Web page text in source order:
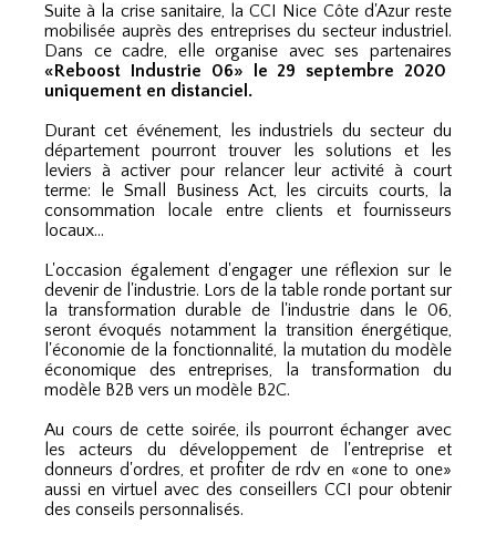
Suite à la crise sanitaire, la CCI Nice Côte d'Azur reste
mobilisée auprès des entreprises du secteur industriel.
Dans ce cadre, elle organise avec ses partenaires
«Reboost Industrie 06» le 29 septembre 2020
uniquement en distanciel.
Durant cet événement, les industriels du secteur du
département pourront trouver les solutions et les
leviers à activer pour relancer leur activité à court
terme: le Small Business Act, les circuits courts, la
consommation locale entre clients et fournisseurs
locaux…
L'occasion également d'engager une réflexion sur le
devenir de l'industrie. Lors de la table ronde portant sur
la transformation durable de l'industrie dans le 06,
seront évoqués notamment la transition énergétique,
l'économie de la fonctionnalité, la mutation du modèle
économique des entreprises, la transformation du
modèle B2B vers un modèle B2C.
Au cours de cette soirée, ils pourront échanger avec
les acteurs du développement de l'entreprise et
donneurs d'ordres, et profiter de rdv en «one to one»
aussi en virtuel avec des conseillers CCI pour obtenir
des conseils personnalisés.